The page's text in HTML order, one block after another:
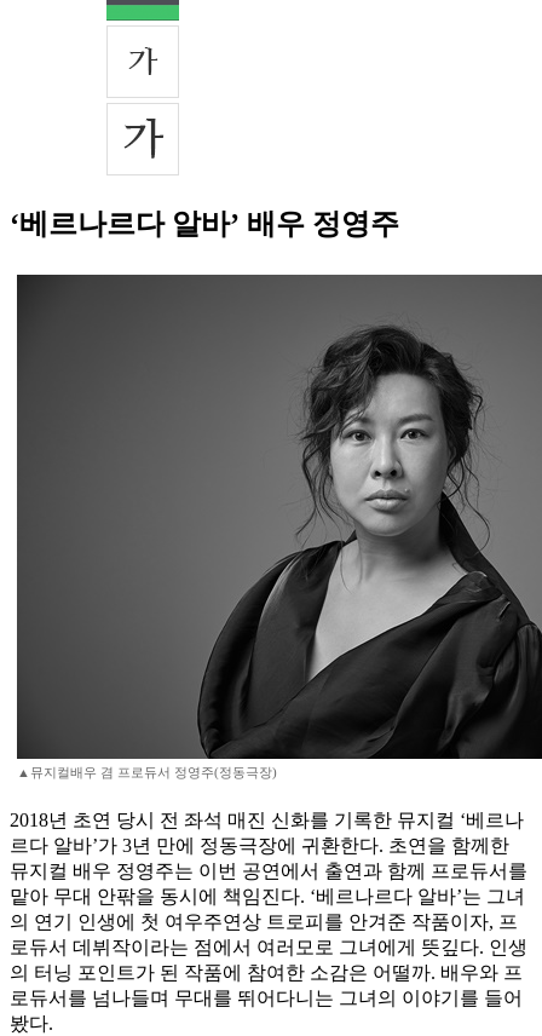
‘베르나르다 알바’ 배우 정영주
▲뮤지컬배우 겸 프로듀서 정영주(정동극장)
2018년 초연 당시 전 좌석 매진 신화를 기록한 뮤지컬 ‘베르나
르다 알바’가 3년 만에 정동극장에 귀환한다. 초연을 함께한
뮤지컬 배우 정영주는 이번 공연에서 출연과 함께 프로듀서를
맡아 무대 안팎을 동시에 책임진다. ‘베르나르다 알바’는 그녀
의 연기 인생에 첫 여우주연상 트로피를 안겨준 작품이자, 프
로듀서 데뷔작이라는 점에서 여러모로 그녀에게 뜻깊다. 인생
의 터닝 포인트가 된 작품에 참여한 소감은 어떨까. 배우와 프
로듀서를 넘나들며 무대를 뛰어다니는 그녀의 이야기를 들어
봤다.